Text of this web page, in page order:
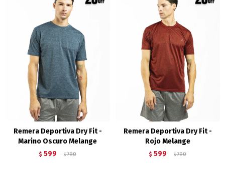
Remera Deportiva Dry Fit -
Marino Oscuro Melange
$ 599 $ 790
Remera Deportiva Dry Fit -
Rojo Melange
$ 599 $ 790